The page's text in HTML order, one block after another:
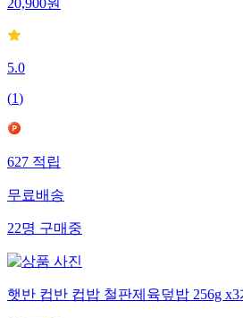
20,900원
5.0
(1)
627적립
무료배송
22명구매중
햇반 컵반 컵밥 철판제육덮밥 256g x3